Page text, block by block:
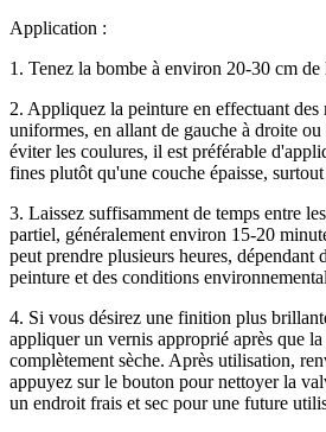
Application :
1. Tenez la bombe à environ 20-30 cm de
2. Appliquez la peinture en effectuant des
uniformes, en allant de gauche à droite ou
éviter les coulures, il est préférable
fines plutôt qu'une couche épaisse,
3. Laissez suffisamment de temps entre
partiel, généralement environ 15-20
peut prendre plusieurs heures, dépendant
peinture et des conditions
4. Si vous désirez une finition plus
appliquer un vernis approprié après que
complètement sèche. Après utilisation,
appuyez sur le bouton pour nettoyer la
un endroit frais et sec pour une future